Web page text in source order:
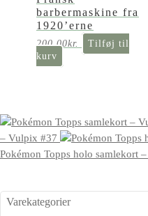
barbermaskine fra
1920’erne
200,00kr.
Tilføj til
kurv
– Vulpix #37
Pokémon Topps holo samlekort
Varekategorier